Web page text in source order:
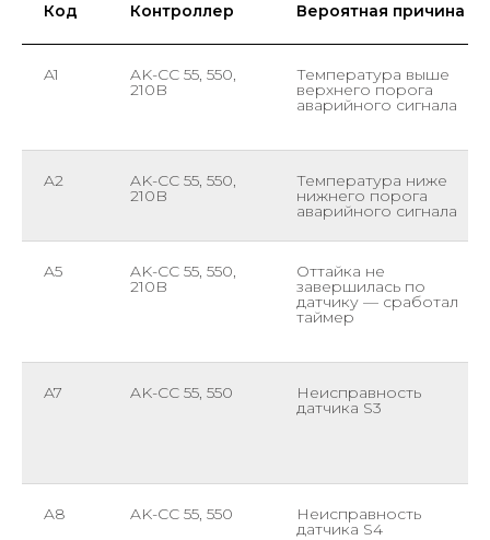
Код Контроллер Вероятная причина
A1 AK-CC 55, 550,
210B
Температура выше
верхнего порога
аварийного сигнала
A2 AK-CC 55, 550,
210B
Температура ниже
нижнего порога
аварийного сигнала
A5 AK-CC 55, 550,
210B
Оттайка не
завершилась по
датчику — сработал
таймер
A7 AK-CC 55, 550 Неисправность
датчика S3
A8 AK-CC 55, 550 Неисправность
датчика S4